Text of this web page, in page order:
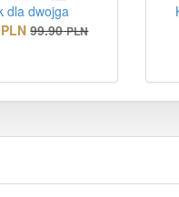
dla dwojga
PLN 99.90 PLN